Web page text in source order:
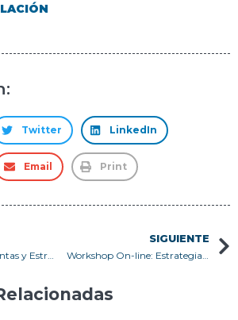
Twitter LinkedIn
Email Print
SIGUIENTE